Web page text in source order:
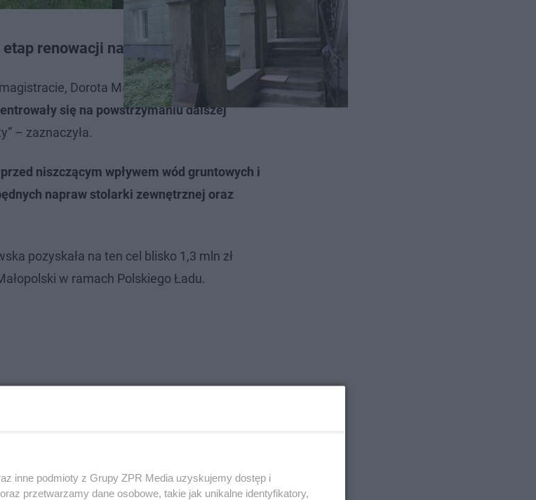
renowacji na finiszu
Dorota Maj-Kołodziej, w rozmowie z
się na powstrzymaniu dalszej
– zaznaczyła.
niszczącym wpływem wód gruntowych i
napraw stolarki zewnętrznej oraz
pozyskała na ten cel blisko 1,3 mln zł
w ramach Polskiego Ładu.
inne podmioty z Grupy ZPR Media uzyskujemy dostęp i
przetwarzamy dane osobowe, takie jak unikalne identyfikatory,